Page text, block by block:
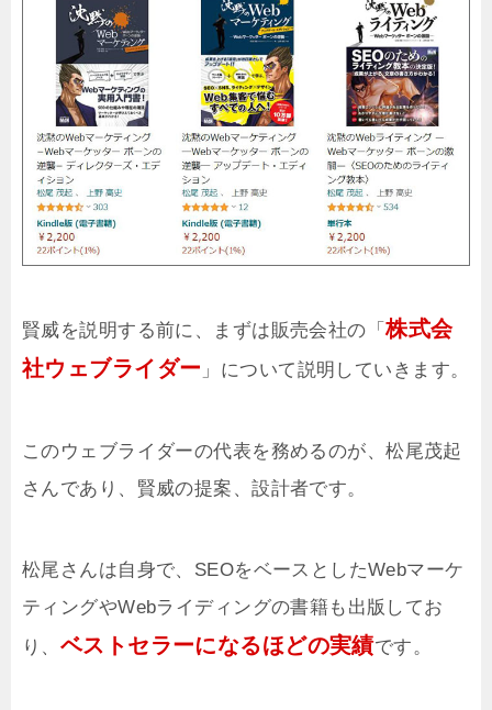
賢威を説明する前に、まずは販売会社の「株式会
社ウェブライダー 」について説明していきます。
このウェブライダーの代表を務めるのが、松尾茂起
さんであり、賢威の提案、設計者です。
松尾さんは自身で、SEOをベースとしたWebマーケ
ティングやWebライディングの書籍も出版してお
り、 ベストセラーになるほどの実績です。